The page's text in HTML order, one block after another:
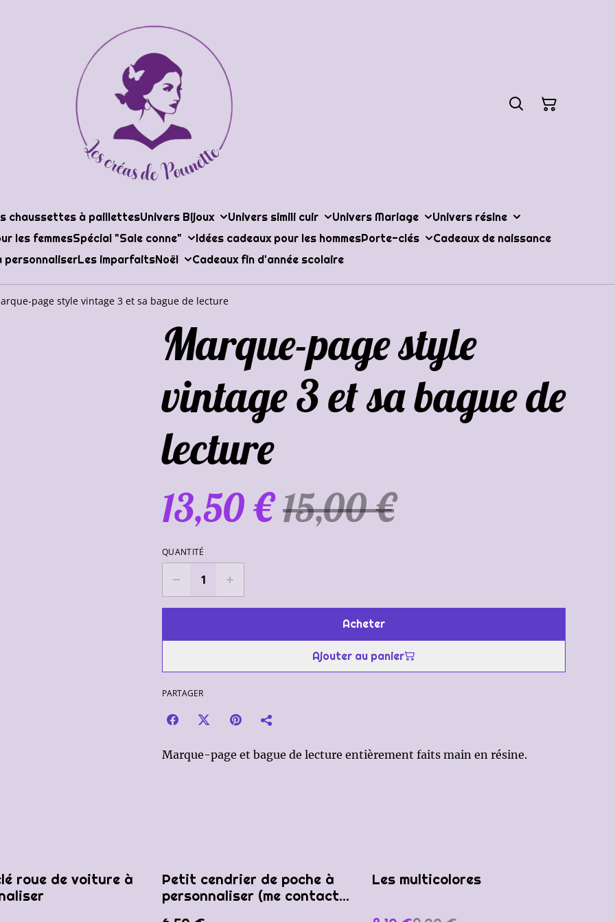
chaussettes à paillettesUnivers Bijoux Univers simili cuir Univers Mariage
Univers résine
les femmesSpécial "Sale conne" Idées cadeaux pour les hommesPorte-clés
Cadeaux de naissance
personnaliserLes imparfaitsNoël Cadeaux fin d'année scolaire
page style vintage 3 et sa bague de lecture
Marque-page style
vintage 3 et sa bague de
lecture
13,50 € 15,00 €
QUANTITÉ
Acheter
Ajouter au panier
PARTAGER
Marque-page et bague de lecture entièrement faits main en résine.
roue de voiture à
Petit cendrier de poche à
personnaliser (me contacter
%
Les multicolores